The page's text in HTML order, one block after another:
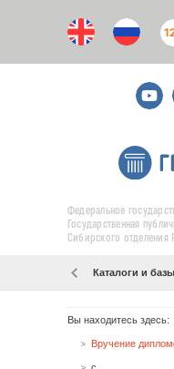
Федеральное
Государственная
Сибирского
Каталоги и
Вы находитесь здесь: